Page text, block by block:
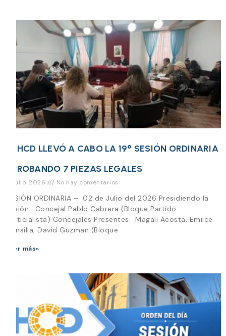
EL HCD LLEVÓ A CABO LA 19° SESIÓN ORDINARIA
APROBANDO 7 PIEZAS LEGALES
31 julio, 2026 No hay comentarios
SESIÓN ORDINARIA – 02 de Julio del 2026 Presidiendo la
Sesión: Concejal Pablo Cabrera (Bloque Partido
Justicialista) Concejales Presentes: Magali Acosta, Emilce
Mansilla, David Guzman (Bloque
Leer más»